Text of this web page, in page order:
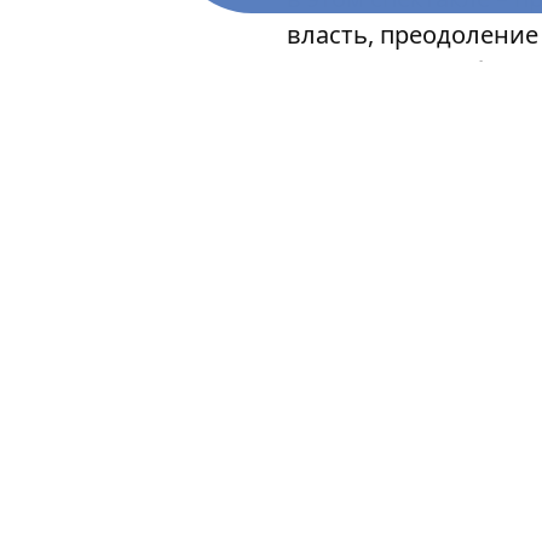
власть,
драма пустоты